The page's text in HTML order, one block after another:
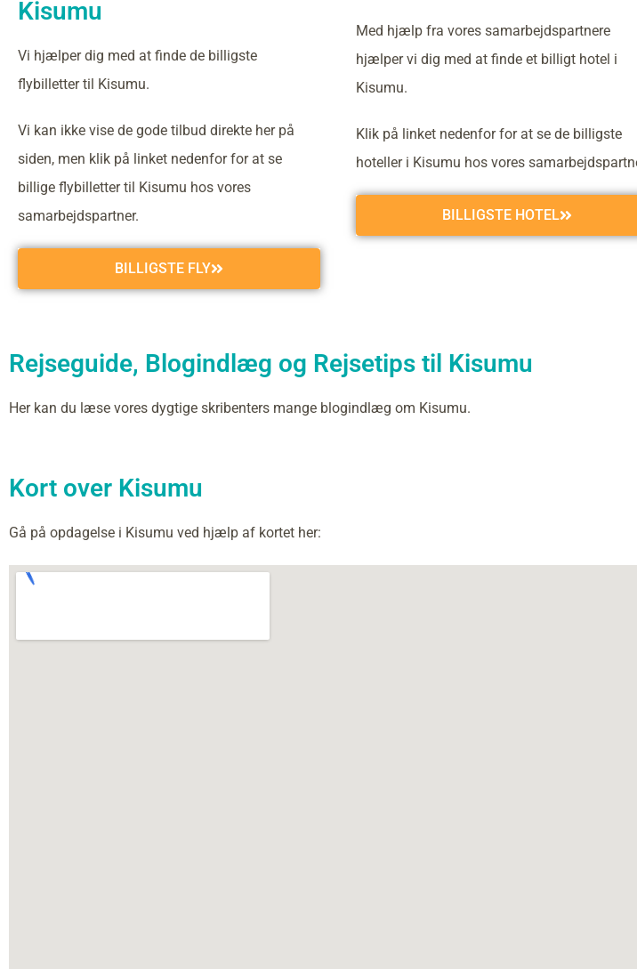
Kisumu
Vi hjælper dig med at finde de billigste
flybilletter til Kisumu.
Vi kan ikke vise de gode tilbud direkte her på
siden, men klik på linket nedenfor for at se
billige flybilletter til Kisumu hos vores
samarbejdspartner.
BILLIGSTE FLY
Med hjælp fra vores samarbejdspartnere
hjælper vi dig med at finde et billigt hotel i
Kisumu.
Klik på linket nedenfor for at se de billigste
hoteller i Kisumu hos vores
BILLIGSTE HOTEL
Rejseguide, Blogindlæg og Rejsetips til Kisumu
Her kan du læse vores dygtige skribenters mange blogindlæg om Kisumu.
Kort over Kisumu
Gå på opdagelse i Kisumu ved hjælp af kortet her: